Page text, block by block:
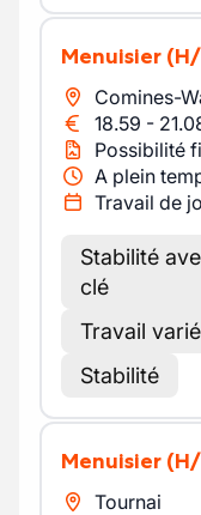
Menuisier
Comines-
18.59 -
Possibilité
A plein
Travail de
Stabilité
clé
Travail
Stabilité
Menuisier
Tournai